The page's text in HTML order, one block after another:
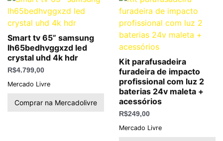
Smart tv 65” samsung
lh65bedhvggxzd led
crystal uhd 4k hdr
R$4.799,00
Mercado Livre
Comprar na Mercadolivre
Kit parafusadeira
furadeira de impacto
profissional com luz 2
baterias 24v maleta +
acessórios
R$249,00
Mercado Livre